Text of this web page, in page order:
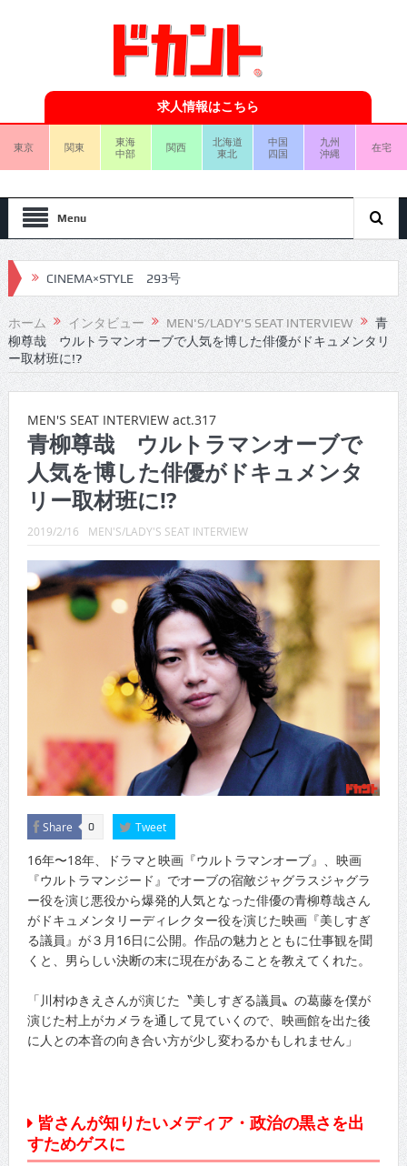
求人情報はこちら
東京 関東
東海
中部
関西
北海道
東北
中国
四国
九州
沖縄
在宅
Menu
CINEMA×STYLE 292号
CINEMA×STYLE 291号
CINEMA×STYLE 290号
CINEMA×STYLE 289号
CINEMA×STYLE 288号
CINEMA×STYLE 287号
CINEMA×STYLE 286号
CINEMA×STYLE 293号
ホーム インタビュー MEN'S/LADY'S SEAT INTERVIEW
青
柳尊哉 ウルトラマンオーブで人気を博した俳優がドキュメンタリ
ー取材班に!?
MEN'S SEAT INTERVIEW act.317
青柳尊哉 ウルトラマンオーブで
人気を博した俳優がドキュメンタ
リー取材班に!?
2019/2/16 MEN'S/LADY'S SEAT INTERVIEW
Share 0 Tweet
16年〜18年、ドラマと映画『ウルトラマンオーブ』、映画
『ウルトラマンジード』でオーブの宿敵ジャグラスジャグラ
ー役を演じ悪役から爆発的人気となった俳優の青柳尊哉さん
がドキュメンタリーディレクター役を演じた映画『美しすぎ
る議員』が３月16日に公開。作品の魅力とともに仕事観を聞
くと、男らしい決断の末に現在があることを教えてくれた。
「川村ゆきえさんが演じた〝美しすぎる議員〟の葛藤を僕が
演じた村上がカメラを通して見ていくので、映画館を出た後
に人との本音の向き合い方が少し変わるかもしれません」
皆さんが知りたいメディア・政治の黒さを出
すためゲスに